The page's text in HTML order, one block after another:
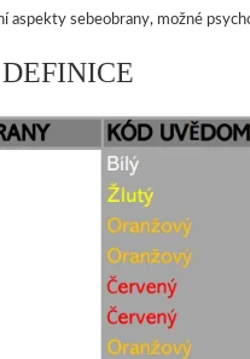
aspekty sebeobrany, možné